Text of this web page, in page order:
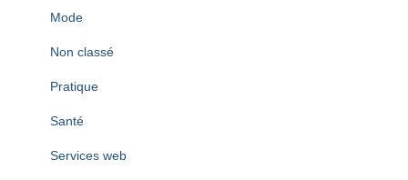
Mode
Non classé
Pratique
Santé
Services web